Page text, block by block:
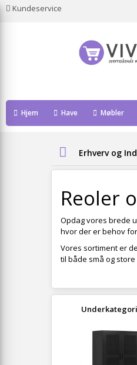
Kundeservice
Hjem Have Møbler
Erhverv og
Reoler
Opdag vores brede
hvor der er behov
Vores sortiment er
til både små og